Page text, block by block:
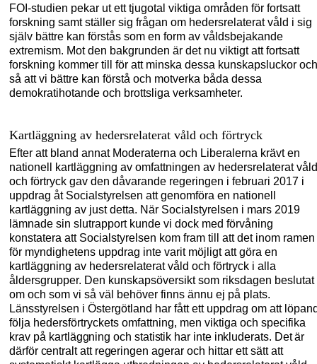
FOI-studien pekar ut ett tjugotal viktiga områden för fortsatt
forskning samt ställer sig frågan om hedersrelaterat våld i sig
själv bättre kan förstås som en form av våldsbejakande
extremism. Mot den bakgrunden är det nu viktigt att fortsatt
forskning kommer till för att minska dessa kunskapsluckor och
så att vi bättre kan förstå och motverka båda dessa
demokratihotande och brottsliga verksamheter.
Kartläggning av hedersrelaterat våld och förtryck
Efter att bland annat Moderaterna och Liberalerna krävt en
nationell kartläggning av omfattningen av hedersrelaterat våld
och förtryck gav den dåvarande regeringen i februari 2017 i
uppdrag åt Socialstyrelsen att genomföra en nationell
kartläggning av just detta. När Socialstyrelsen i mars 2019
lämnade sin slutrapport kunde vi dock med förvåning
konstatera att Socialstyrelsen kom fram till att det inom ramen
för myndighetens uppdrag inte varit möjligt att göra en
kartläggning av hedersrelaterat våld och förtryck i alla
åldersgrupper. Den kunskapsöversikt som riksdagen beslutat
om och som vi så väl behöver finns ännu ej på plats.
Länsstyrelsen i Östergötland har fått ett uppdrag om att
följa hedersförtryckets omfattning, men viktiga och specifika
krav på kartläggning och statistik har inte inkluderats. Det är
därför centralt att regeringen ageraroch hittar ett sätt att